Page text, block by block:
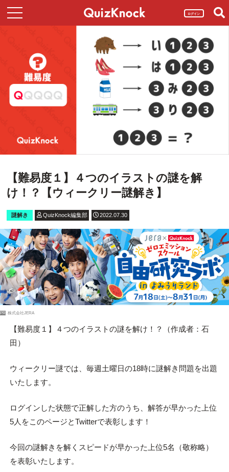
ログイン
【難易度１】４つのイラストの謎を解
け！？【ウィークリー謎解き】
謎解き QuizKnock編集部 2022.07.30
PR 株式会社JERA
【難易度１】４つのイラストの謎を解け！？（作成者：石
田）
ウィークリー謎では、毎週土曜日の18時に謎解き問題を出題
いたします。
ログインした状態で正解した方のうち、解答が早かった上位
5人をこのページとTwitterで表彰します！
今回の謎解きを解くスピードが早かった上位5名（敬称略）
を表彰いたします。